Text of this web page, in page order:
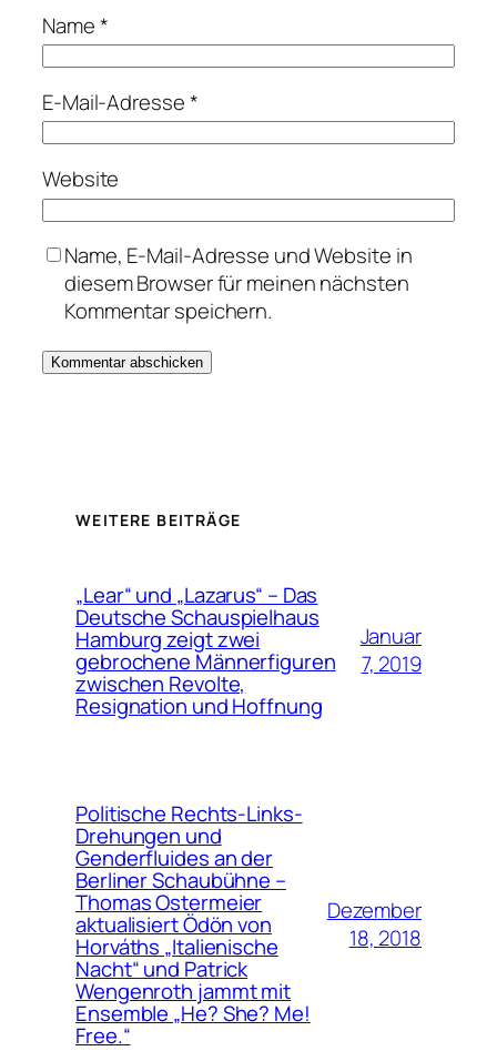
Name*
E-Mail-Adresse*
Website
Name, E-Mail-Adresse und Website in
diesem Browser für meinen nächsten
Kommentar speichern.
WEITERE BEITRÄGE
„Lear“ und „Lazarus“ – Das
Deutsche Schauspielhaus
Hamburg zeigt zwei
gebrochene Männerfiguren
zwischen Revolte,
Resignation und Hoffnung
Januar
7, 2019
Politische Rechts-Links-
Drehungen und
Genderfluides an der
Berliner Schaubühne –
Thomas Ostermeier
aktualisiert Ödön von
Horváths „Italienische
Nacht“ und Patrick
Wengenroth jammt mit
Ensemble „He? She? Me!
Free.“
Dezember
18, 2018